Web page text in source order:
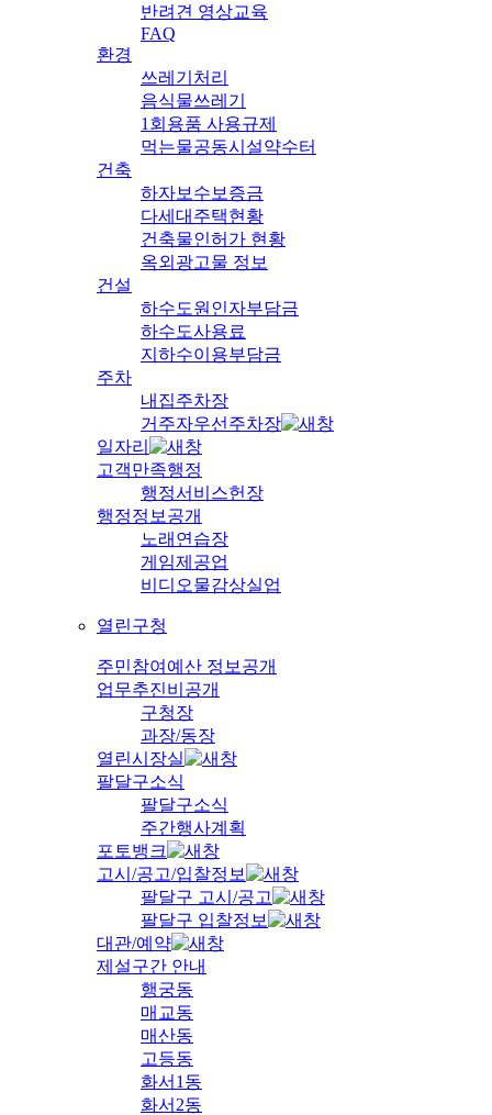
반려견 영상교육
FAQ
환경
쓰레기처리
음식물쓰레기
1회용품 사용규제
먹는물공동시설약수터
건축
하자보수보증금
다세대주택현황
건축물인허가 현황
옥외광고물 정보
건설
하수도원인자부담금
하수도사용료
지하수이용부담금
주차
내집주차장
거주자우선주차장
일자리
고객만족행정
행정서비스헌장
행정정보공개
노래연습장
게임제공업
비디오물감상실업
열린구청
주민참여예산 정보공개
업무추진비공개
구청장
과장/동장
열린시장실
팔달구소식
팔달구소식
주간행사계획
포토뱅크
고시/공고/입찰정보
팔달구 고시/공고
팔달구 입찰정보
대관/예약
제설구간 안내
행궁동
매교동
매산동
고등동
화서1동
화서2동